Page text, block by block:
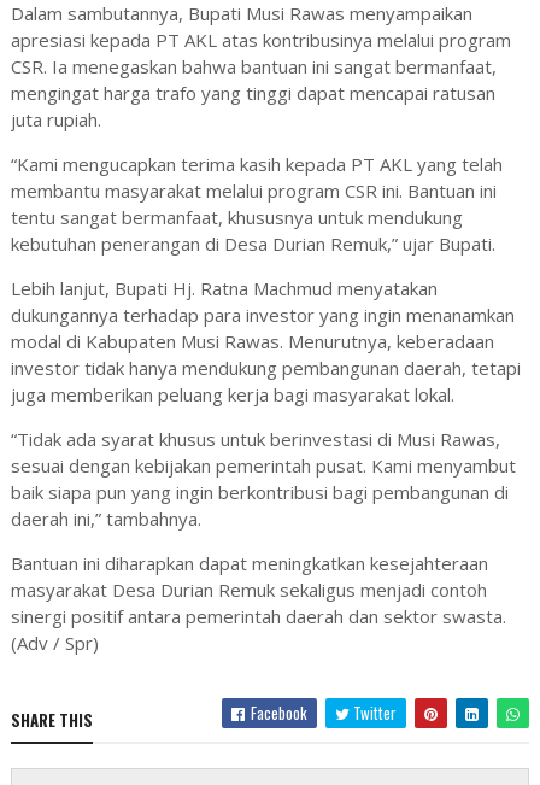
Dalam sambutannya, Bupati Musi Rawas menyampaikan
apresiasi kepada PT AKL atas kontribusinya melalui program
CSR. Ia menegaskan bahwa bantuan ini sangat bermanfaat,
mengingat harga trafo yang tinggi dapat mencapai ratusan
juta rupiah.
“Kami mengucapkan terima kasih kepada PT AKL yang telah
membantu masyarakat melalui program CSR ini. Bantuan ini
tentu sangat bermanfaat, khususnya untuk mendukung
kebutuhan penerangan di Desa Durian Remuk,” ujar Bupati.
Lebih lanjut, Bupati Hj. Ratna Machmud menyatakan
dukungannya terhadap para investor yang ingin menanamkan
modal di Kabupaten Musi Rawas. Menurutnya, keberadaan
investor tidak hanya mendukung pembangunan daerah, tetapi
juga memberikan peluang kerja bagi masyarakat lokal.
“Tidak ada syarat khusus untuk berinvestasi di Musi Rawas,
sesuai dengan kebijakan pemerintah pusat. Kami menyambut
baik siapa pun yang ingin berkontribusi bagi pembangunan di
daerah ini,” tambahnya.
Bantuan ini diharapkan dapat meningkatkan kesejahteraan
masyarakat Desa Durian Remuk sekaligus menjadi contoh
sinergi positif antara pemerintah daerah dan sektor swasta.
(Adv / Spr)
SHARE THIS Facebook Twitter